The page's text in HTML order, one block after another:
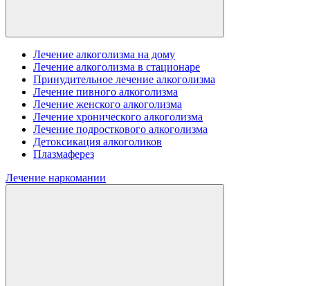
Лечение алкоголизма на дому
Лечение алкоголизма в стационаре
Принудительное лечение алкоголизма
Лечение пивного алкоголизма
Лечение женского алкоголизма
Лечение хронического алкоголизма
Лечение подросткового алкоголизма
Детоксикация алкоголиков
Плазмаферез
Лечение наркомании